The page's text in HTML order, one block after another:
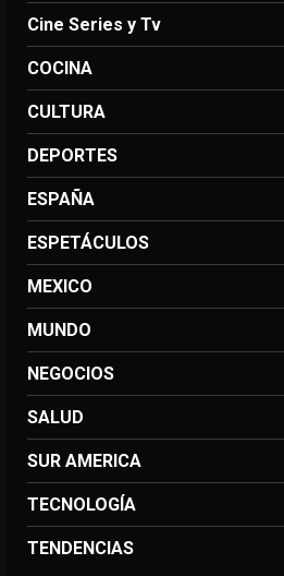
Cine Series y Tv
COCINA
CULTURA
DEPORTES
ESPAÑA
ESPETÁCULOS
MEXICO
MUNDO
NEGOCIOS
SALUD
SUR AMERICA
TECNOLOGÍA
TENDENCIAS